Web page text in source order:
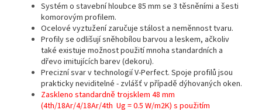
Systém o stavební hloubce 85 mm se 3 těsněními a šesti
komorovým profilem.
Ocelové vyztužení zaručuje stálost a neměnnost tvaru.
Profily se odlišují sněhobílou barvou a leskem, ačkoliv
také existuje možnost použití mnoha standardních a
dřevo imitujících barev (dekoru).
Precizní svar v technologií V-Perfect. Spoje profilů jsou
prakticky neviditelné - zvlášť v případě dýhovaných oken.
Zaskleno standardně trojsklem 48 mm
(4th/18Ar/4/18Ar/4th Ug = 0.5 W/m2K) s použitím